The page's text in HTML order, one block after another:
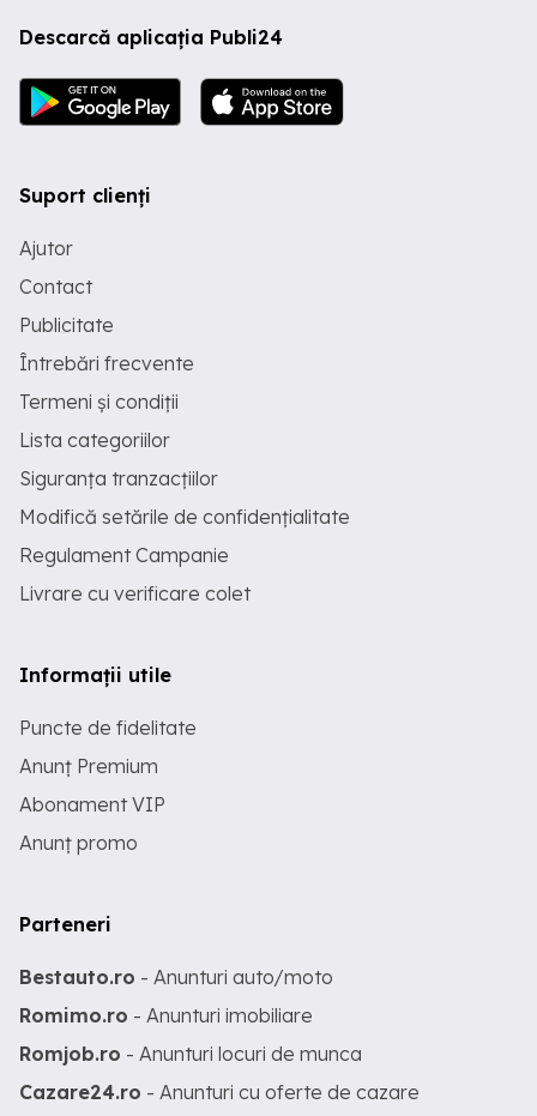
Descarcă aplicația Publi24
Suport clienți
Ajutor
Contact
Publicitate
Întrebări frecvente
Termeni și condiții
Lista categoriilor
Siguranța tranzacțiilor
Modifică setările de confidențialitate
Regulament Campanie
Livrare cu verificare colet
Informații utile
Puncte de fidelitate
Anunț Premium
Abonament VIP
Anunț promo
Parteneri
Bestauto.ro - Anunturi auto/moto
Romimo.ro - Anunturi imobiliare
Romjob.ro - Anunturi locuri de munca
Cazare24.ro - Anunturi cu oferte de cazare